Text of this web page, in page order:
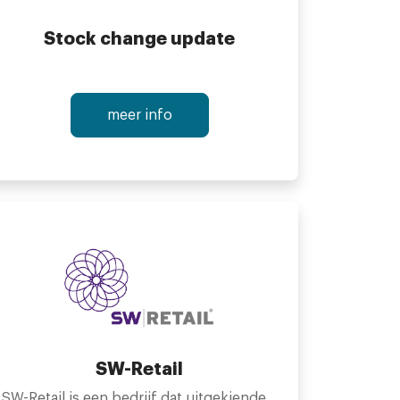
gratis proberen
informatie
Stock change update
meer info
SW-Retail